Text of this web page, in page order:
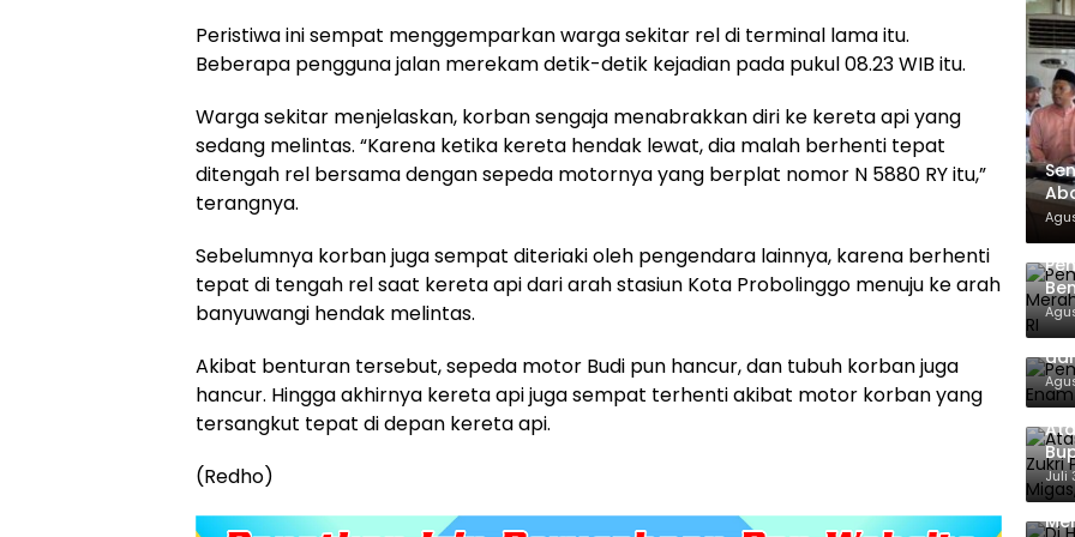
Peristiwa ini sempat menggemparkan warga sekitar rel di terminal lama itu.
Beberapa pengguna jalan merekam detik-detik kejadian pada pukul 08.23 WIB itu.
Warga sekitar menjelaskan, korban sengaja menabrakkan diri ke kereta api yang
sedang melintas. “Karena ketika kereta hendak lewat, dia malah berhenti tepat
ditengah rel bersama dengan sepeda motornya yang berplat nomor N 5880 RY itu,”
terangnya.
Sebelumnya korban juga sempat diteriaki oleh pengendara lainnya, karena berhenti
tepat di tengah rel saat kereta api dari arah stasiun Kota Probolinggo menuju ke arah
banyuwangi hendak melintas.
Akibat benturan tersebut, sepeda motor Budi pun hancur, dan tubuh korban juga
hancur. Hingga akhirnya kereta api juga sempat terhenti akibat motor korban yang
tersangkut tepat di depan kereta api.
(Redho)
Juli
Di